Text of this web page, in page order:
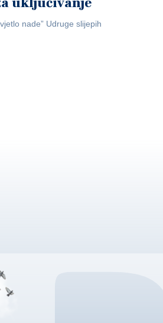
nade” Udruge slijepih